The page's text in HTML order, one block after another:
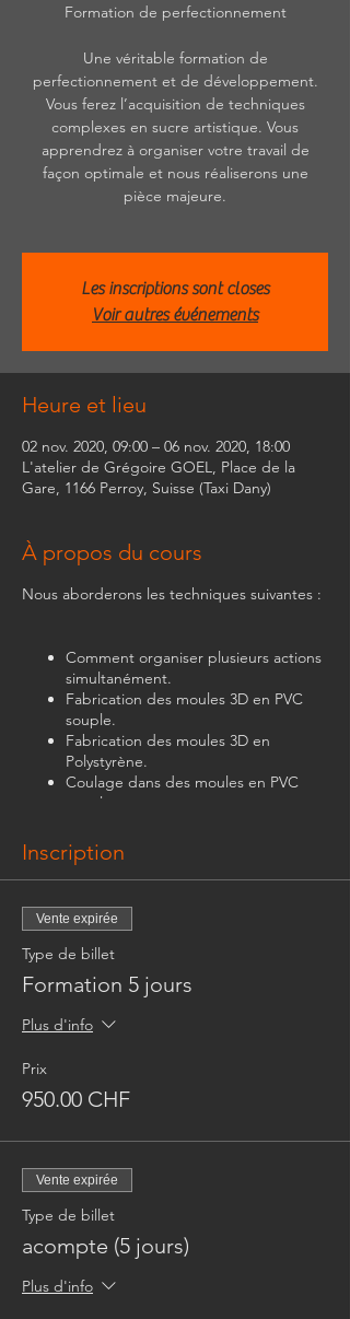
Formation de perfectionnement
Une véritable formation de
perfectionnement et de développement.
Vous ferez l’acquisition de techniques
complexes en sucre artistique. Vous
apprendrez à organiser votre travail de
façon optimale et nous réaliserons une
pièce majeure.
Les inscriptions sont closes
Voir autres événements
Heure et lieu
02 nov. 2020, 09:00 – 06 nov. 2020, 18:00
L'atelier de Grégoire GOEL, Place de la
Gare, 1166 Perroy, Suisse (Taxi Dany)
À propos du cours
Nous aborderons les techniques suivantes :
Comment organiser plusieurs actions
simultanément.
Fabrication des moules 3D en PVC
souple.
Fabrication des moules 3D en
Polystyrène.
Coulage dans des moules en PVC
souple.
Polystyrène.
Perfectionnement à la technique de
l’aérographe.
Perfectionnement de la technique du
« coulé » (coulage dans moule en
PVC souple et coulage sur moule en
Perfectionnement de la technique du
soufflé/modelé » et au «
« tiré » (fleurs de formes complexes
Durée : 5 jours.
Horaire : 9h à 18h
Formation adultes ou enfants dès 15
Inscription
Vente expirée
Type de billet
Formation 5 jours
Plus d'info
Prix
950.00 CHF
Vente expirée
Type de billet
acompte (5 jours)
Plus d'info